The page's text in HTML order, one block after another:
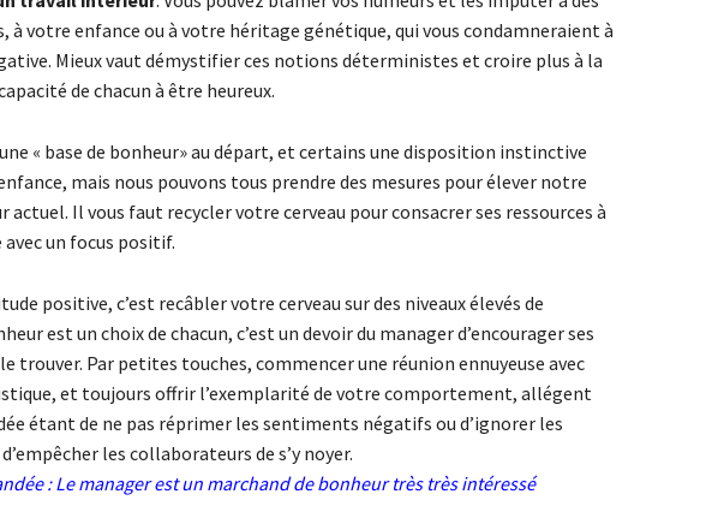
à votre enfance ou à votre héritage génétique, qui vous condamneraient à
Mieux vaut démystifier ces notions déterministes et croire plus à la
de chacun à être heureux.
« base de bonheur» au départ, et certains une disposition instinctive
mais nous pouvons tous prendre des mesures pour élever notre
actuel. Il vous faut recycler votre cerveau pour consacrer ses ressources à
un focus positif.
positive, c’est recâbler votre cerveau sur des niveaux élevés de
est un choix de chacun, c’est un devoir du manager d’encourager ses
trouver. Par petites touches, commencer une réunion ennuyeuse avec
et toujours offrir l’exemplarité de votre comportement, allégent
étant de ne pas réprimer les sentiments négatifs ou d’ignorer les
les collaborateurs de s’y noyer.
:Le manager est un marchand de bonheur très très intéressé